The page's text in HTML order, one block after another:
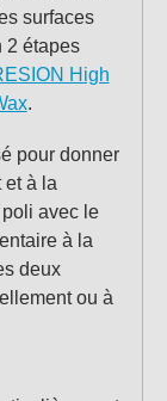
surfaces
2 étapes
High
.
pour donner
et à la
avec le
à la
deux
ou à